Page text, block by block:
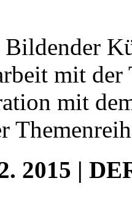
Bildender
mit
mit
2015 |